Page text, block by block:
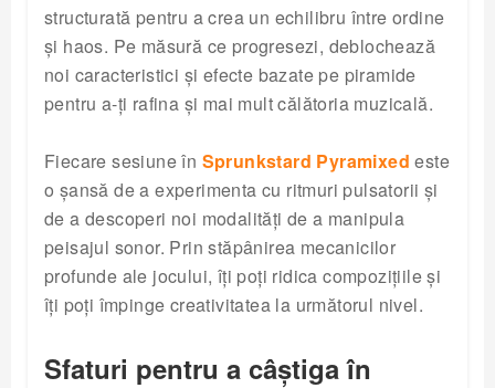
structurată pentru a crea un echilibru între ordine
și haos. Pe măsură ce progresezi, deblochează
noi caracteristici și efecte bazate pe piramide
pentru a-ți rafina și mai mult călătoria muzicală.
Fiecare sesiune în Sprunkstard Pyramixed este
o șansă de a experimenta cu ritmuri pulsatorii și
de a descoperi noi modalități de a manipula
peisajul sonor. Prin stăpânirea mecanicilor
profunde ale jocului, îți poți ridica compozițiile și
îți poți împinge creativitatea la următorul nivel.
Sfaturi pentru a câștiga în